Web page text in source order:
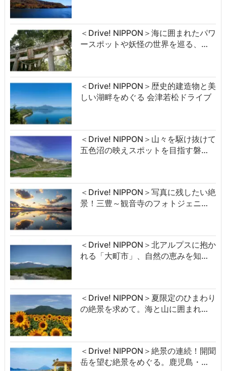
＜Drive! NIPPON＞海に囲まれたパワ
ースポットや妖怪の世界を巡る、…
＜Drive! NIPPON＞歴史的建造物と美
しい湖畔をめぐる 会津若松ドライブ
＜Drive! NIPPON＞山々を駆け抜けて
五色沼の映えスポットを目指す磐…
＜Drive! NIPPON＞写真に残したい絶
景！三豊～観音寺のフォトジェニ…
＜Drive! NIPPON＞北アルプスに抱か
れる「大町市」、自然の恵みを知…
＜Drive! NIPPON＞夏限定のひまわり
の絶景を求めて。海と山に囲まれ…
＜Drive! NIPPON＞絶景の連続！開聞
岳を望む絶景をめぐる。鹿児島・…